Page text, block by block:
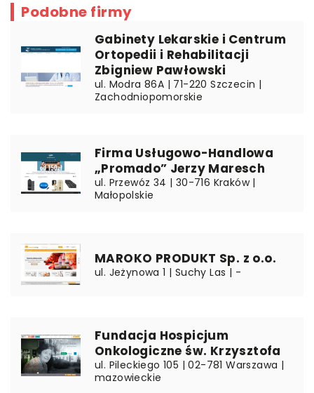
Podobne firmy
Gabinety Lekarskie i Centrum
Ortopedii i Rehabilitacji
Zbigniew Pawłowski
ul. Modra 86A | 71-220 Szczecin |
Zachodniopomorskie
Firma Usługowo-Handlowa
„Promado” Jerzy Maresch
ul. Przewóz 34 | 30-716 Kraków |
Małopolskie
MAROKO PRODUKT Sp. z o.o.
ul. Jeżynowa 1 | Suchy Las | -
Fundacja Hospicjum
Onkologiczne św. Krzysztofa
ul. Pileckiego 105 | 02-781 Warszawa |
mazowieckie